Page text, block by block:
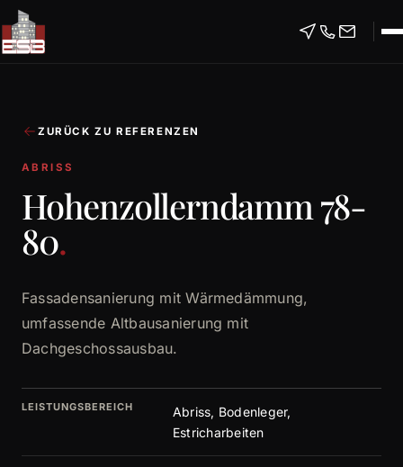
ZURÜCK ZU REFERENZEN
ABRISS
Hohenzollerndamm 78-
80.
Fassadensanierung mit Wärmedämmung,
umfassende Altbausanierung mit
Dachgeschossausbau.
LEISTUNGSBEREICH
Abriss, Bodenleger,
Estricharbeiten